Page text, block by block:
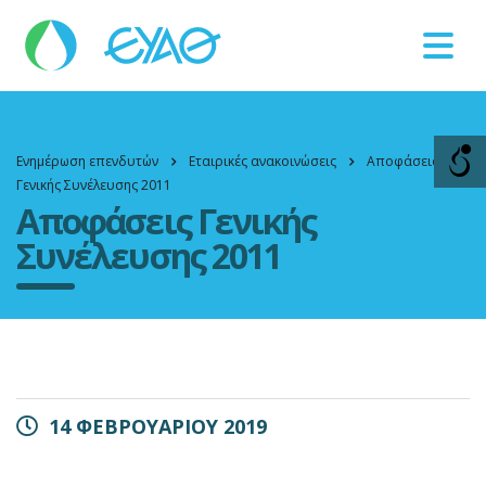
Ενημέρωση επενδυτών Εταιρικές ανακοινώσεις
Αποφάσεις
Γενικής Συνέλευσης 2011
Αποφάσεις Γενικής
Συνέλευσης 2011
14 ΦΕΒΡΟΥΑΡΙΟΥ 2019